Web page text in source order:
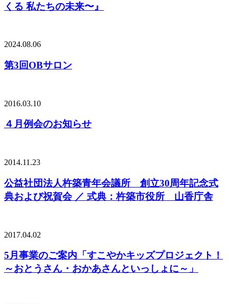
くる 私たちの未来〜』
2024.08.06
第3回OBサロン
2016.03.10
４月例会のお知らせ
2014.11.23
公益社団法人杵築青年会議所 創立30周年記念式
典および祝賀会 ／ 式典：杵築市役所 山香庁舎
2017.04.02
5月事業のご案内「すこやかキッズプロジェクト！
～おとうさん・おかあさんといっしょに～」